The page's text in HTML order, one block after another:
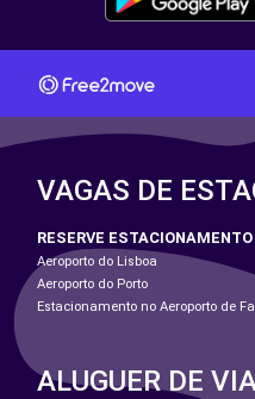
VAGAS DE
RESERVE ESTACIONAMENTO
Aeroporto do Lisboa
Aeroporto do Porto
Estacionamento no Aeroporto de
ALUGUER DE